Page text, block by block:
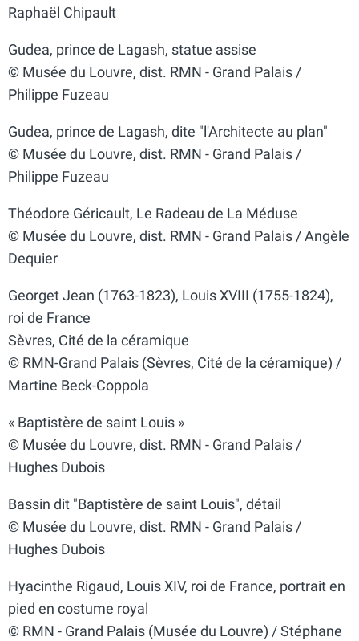
Raphaël Chipault
Gudea, prince de Lagash, statue assise
© Musée du Louvre, dist. RMN - Grand Palais /
Philippe Fuzeau
Gudea, prince de Lagash, dite "l'Architecte au plan"
© Musée du Louvre, dist. RMN - Grand Palais /
Philippe Fuzeau
Théodore Géricault, Le Radeau de La Méduse
© Musée du Louvre, dist. RMN - Grand Palais / Angèle
Dequier
Georget Jean (1763-1823), Louis XVIII (1755-1824),
roi de France
Sèvres, Cité de la céramique
© RMN-Grand Palais (Sèvres, Cité de la céramique) /
Martine Beck-Coppola
« Baptistère de saint Louis »
© Musée du Louvre, dist. RMN - Grand Palais /
Hughes Dubois
Bassin dit "Baptistère de saint Louis", détail
© Musée du Louvre, dist. RMN - Grand Palais /
Hughes Dubois
Hyacinthe Rigaud, Louis XIV, roi de France, portrait en
pied en costume royal
© RMN - Grand Palais (Musée du Louvre) / Stéphane